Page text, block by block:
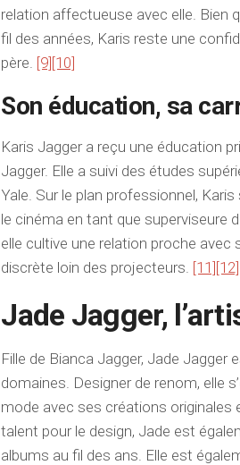
relation affectueuse avec elle. Bien
fil des années, Karis reste une
père. [9] [10]
Son éducation, sa
Karis Jagger a reçu une éducation
Jagger. Elle a suivi des études
Yale. Sur le plan professionnel,
le cinéma en tant que superviseure
elle cultive une relation proche
discrète loin des projecteurs. [11] [12]
Jade Jagger,
Fille de Bianca Jagger, Jade
domaines. Designer de renom, elle
mode avec ses créations originales
talent pour le design, Jade est
albums au fil des ans. Elle est